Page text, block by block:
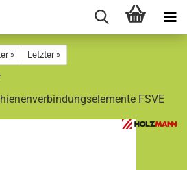
»
Letzter »
FSVE